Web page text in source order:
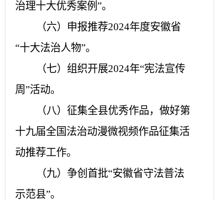
治理十大优秀案例”。
（六）申报推荐2024年度安徽省
“十大法治人物”。
（七）组织开展2024年“宪法宣传
周”活动。
（八）征集全县优秀作品，做好第
十九届全国法治动漫微视频作品征集活
动推荐工作。
（九）争创首批“安徽省守法普法
示范县”。